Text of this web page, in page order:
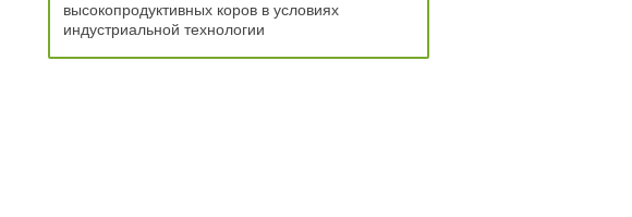
высокопродуктивных коров в условиях
индустриальной технологии